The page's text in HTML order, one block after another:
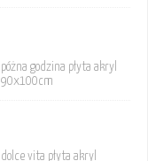
póżna godzina płyta akryl
90x100cm
dolce vita płyta akryl